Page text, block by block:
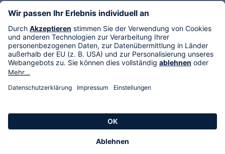
Im TV
HSE International